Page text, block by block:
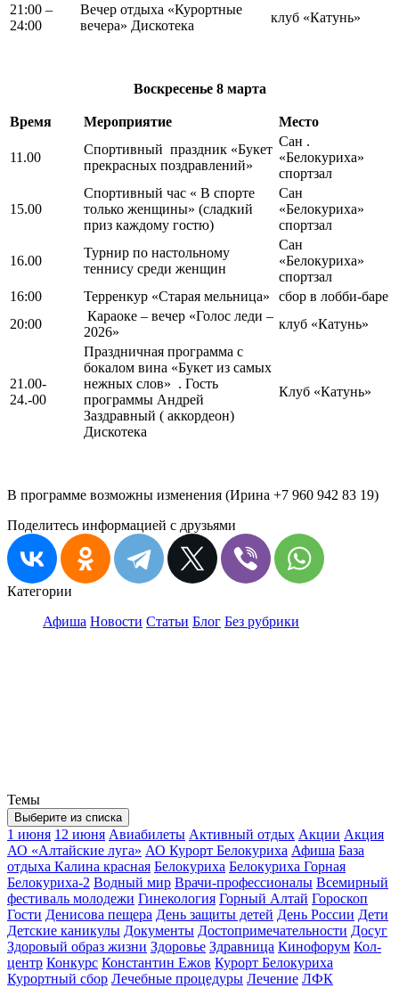
21:00 –
24:00
Вечер отдыха «Курортные
вечера» Дискотека
клуб «Катунь»
Воскресенье 8марта
Время Мероприятие Место
11.00
Спортивный праздник «Букет
прекрасных поздравлений»
Сан .
«Белокуриха»
спортзал
15.00
Спортивный час « В спорте
только женщины» (сладкий
приз каждому гостю)
Сан
«Белокуриха»
спортзал
16.00
Турнир по настольному
теннису среди женщин
Сан
«Белокуриха»
спортзал
16:00
Терренкур «Старая мельница»
сбор в лобби-баре
20:00
Караоке – вечер «Голос леди –
2026»
клуб «Катунь»
21.00-
24.-00
Праздничная программа с
бокалом вина «Букет из самых
нежных слов» . Гость
программы Андрей
Заздравный ( аккордеон)
Дискотека
Клуб «Катунь»
В программе возможны изменения (Ирина +7 960 942 83 19)
Поделитесь информацией с друзьями
Категории
Афиша Новости Статьи Блог Без рубрики
Темы
Выберите из списка
1 июня 12 июня Авиабилеты Активный отдых Акции Акция
АО «Алтайские луга» АО Курорт Белокуриха Афиша База
отдыха Калина красная Белокуриха Белокуриха Горная
Белокуриха-2 Водный мир Врачи-профессионалы Всемирный
фестиваль молодежи Гинекология Горный Алтай Гороскоп
Гости Денисова пещера День защиты детей День России Дети
Детские каникулы Документы Достопримечательности Досуг
Здоровый образ жизни Здоровье Здравница Кинофорум Кол-
центр Конкурс Константин Ежов Курорт Белокуриха
Курортный сбор Лечебные процедуры Лечение ЛФК